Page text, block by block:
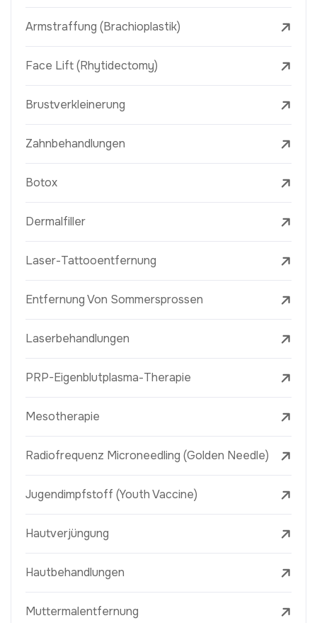
Armstraffung (Brachioplastik)
Face Lift (Rhytidectomy)
Brustverkleinerung
Zahnbehandlungen
Botox
Dermalfiller
Laser-Tattooentfernung
Entfernung Von Sommersprossen
Laserbehandlungen
PRP-Eigenblutplasma-Therapie
Mesotherapie
Radiofrequenz Microneedling (Golden Needle)
Jugendimpfstoff (Youth Vaccine)
Hautverjüngung
Hautbehandlungen
Muttermalentfernung